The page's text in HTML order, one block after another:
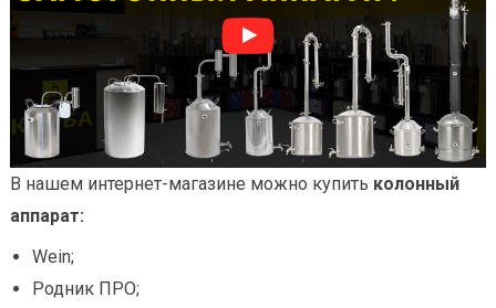
В нашем интернет-магазине можно купить колонный
аппарат:
Wein;
Родник ПРО;